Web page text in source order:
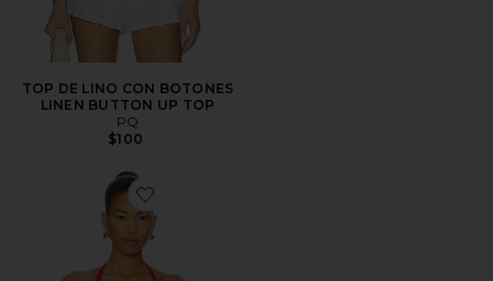
TOP DE LINO CON BOTONES
LINEN BUTTON UP TOP
PQ
$100
Favorite TOP BIKINI TRIANGULAR ISLA